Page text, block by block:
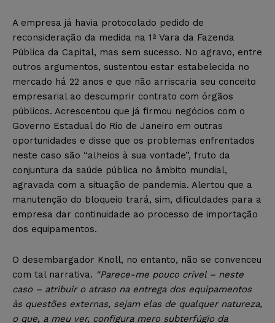
A empresa já havia protocolado pedido de
reconsideração da medida na 1ª Vara da Fazenda
Pública da Capital, mas sem sucesso. No agravo, entre
outros argumentos, sustentou estar estabelecida no
mercado há 22 anos e que não arriscaria seu conceito
empresarial ao descumprir contrato com órgãos
públicos. Acrescentou que já firmou negócios com o
Governo Estadual do Rio de Janeiro em outras
oportunidades e disse que os problemas enfrentados
neste caso são “alheios à sua vontade”, fruto da
conjuntura da saúde pública no âmbito mundial,
agravada com a situação de pandemia. Alertou que a
manutenção do bloqueio trará, sim, dificuldades para a
empresa dar continuidade ao processo de importação
dos equipamentos.
O desembargador Knoll, no entanto, não se convenceu
com tal narrativa. “Parece-me pouco crível – neste
caso – atribuir o atraso na entrega dos equipamentos
às questões externas, sejam elas de qualquer natureza,
o que, a meu ver, configura mero subterfúgio da